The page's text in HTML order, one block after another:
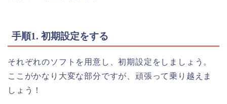
手順1. 初期設定をする
それぞれのソフトを用意し、初期設定をしましょう。
ここがかなり大変な部分ですが、頑張って乗り越えま
しょう！